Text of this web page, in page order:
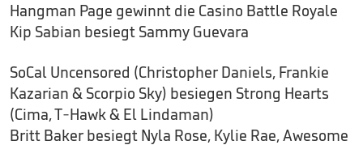
Hangman Page gewinnt die Casino Battle Royale
Kip Sabian besiegt Sammy Guevara
SoCal Uncensored (Christopher Daniels, Frankie
Kazarian & Scorpio Sky) besiegen Strong Hearts
(Cima, T-Hawk & El Lindaman)
Britt Baker besiegt Nyla Rose, Kylie Rae, Awesome